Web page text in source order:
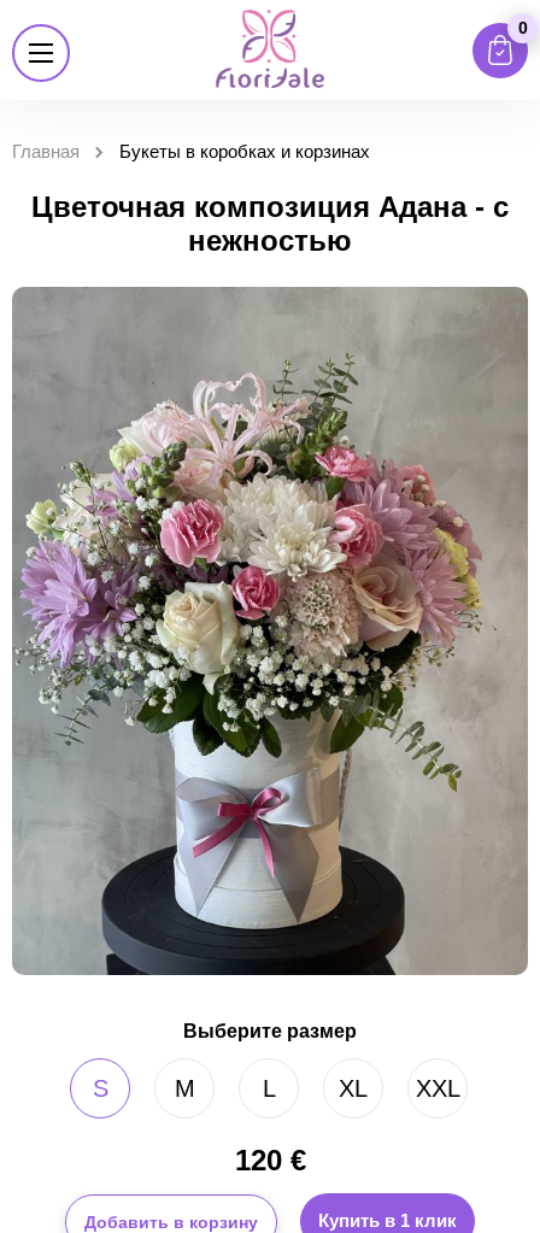
0
Главная Букеты в коробках и корзинах
Цветочная композиция Адана - с
нежностью
Выберите размер
S M L XL XXL
120€
Добавить в корзину Купить в 1 клик